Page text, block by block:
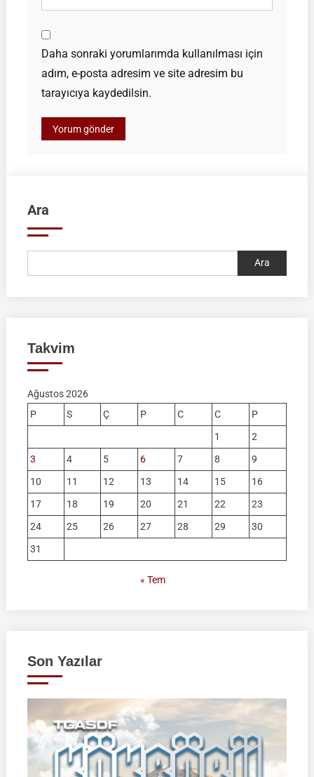
Daha sonraki yorumlarımda kullanılması için
adım, e-posta adresim ve site adresim bu
tarayıcıya kaydedilsin.
Ara
Ara
Takvim
Ağustos 2026
P
S Ç P C C
P
1
2
3
4 5 6 7 8
9
10
11 12 13 14 15
16
17
18 19 20 21 22
23
24
25 26 27 28 29
30
31
« Tem
Son Yazılar